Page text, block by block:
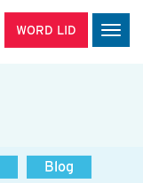
WORD LID
Blog